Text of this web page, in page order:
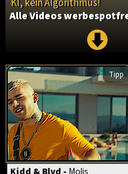
Alle Videos
Tipp